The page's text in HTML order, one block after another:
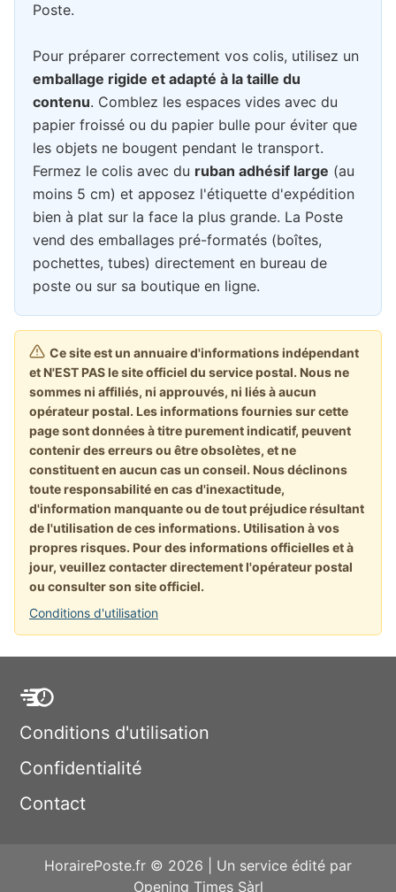
Poste.
Pour préparer correctement vos colis, utilisez un
emballage rigide et adapté à la taille du
contenu. Comblez les espaces vides avec du
papier froissé ou du papier bulle pour éviter que
les objets ne bougent pendant le transport.
Fermez le colis avec du ruban adhésif large (au
moins 5 cm) et apposez l'étiquette d'expédition
bien à plat sur la face la plus grande. La Poste
vend des emballages pré-formatés (boîtes,
pochettes, tubes) directement en bureau de
poste ou sur sa boutique en ligne.
Ce site est un annuaire d'informations indépendant
et N'EST PAS le site officiel du service postal. Nous ne
sommes ni affiliés, ni approuvés, ni liés à aucun
opérateur postal. Les informations fournies sur cette
page sont données à titre purement indicatif, peuvent
contenir des erreurs ou être obsolètes, et ne
constituent en aucun cas un conseil. Nous déclinons
toute responsabilité en cas d'inexactitude,
d'information manquante ou de tout préjudice résultant
de l'utilisation de ces informations. Utilisation à vos
propres risques. Pour des informations officielles et à
jour, veuillez contacter directement l'opérateur postal
ou consulter son site officiel.
Conditions d'utilisation
Conditions d'utilisation
Confidentialité
Contact
HorairePoste.fr © 2026 | Un service édité par
Opening Times Sàrl